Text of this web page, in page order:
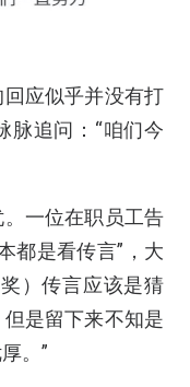
应似乎并没有打
脉追问：“咱们今
一位在职员工告
都是看传言”，大
）传言应该是猜
是留下来不知是
。”